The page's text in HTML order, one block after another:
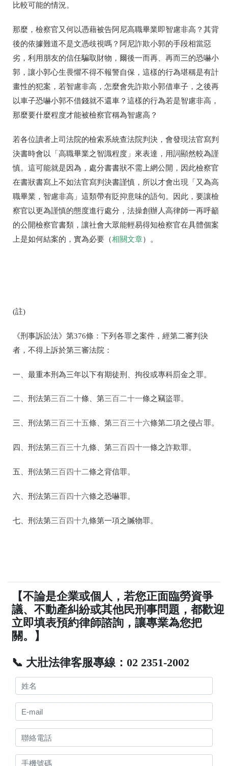
比較可能的情況。
那麼，檢察官又何以憑藉被告阿尼高職畢業即智慮非高？其背
後的依據難道不是文憑歧視嗎？阿尼詐欺小郭的手段相當惡
劣，利用朋友的信任騙取財物，爾後一而再、再而三的恐嚇小
郭，讓小郭心生畏懼不得不報警自保，這樣的行為堪稱是有計
畫性的犯案，若智慮非高，怎麼會先詐欺小郭借車子，之後再
以車子恐嚇小郭不借錢就不還車？這樣的行為若是智慮非高，
那麼要什麼程度才能被檢察官稱為智慮高？
若各位讀者上司法院的檢索系統查法院判決，會發現法官寫判
決書時會以「高職畢業之智識程度」來表達，用詞顯然較為謹
慎。這可能就是因為，處分書書狀不需上網公開，因此檢察官
在書狀書寫上不如法官寫判決書謹慎，所以才會出現「又為高
職畢業，智慮非高」這類帶有貶抑意味的語句。因此，要讓檢
察官以更為謹慎的態度進行處分，法操創辦人高律師一再呼籲
的公開檢察官書類，讓社會大眾能輕易得知檢察官在具體個案
上是如何結案的，實為必要（相關文章）。
(註)
《刑事訴訟法》第376條：下列各罪之案件，經第二審判決
者，不得上訴於第三審法院：
一、最重本刑為三年以下有期徒刑、拘役或專科罰金之罪。
二、刑法第三百二十條、第三百二十一條之竊盜罪。
三、刑法第三百三十五條、第三百三十六條第二項之侵占罪。
四、刑法第三百三十九條、第三百四十一條之詐欺罪。
五、刑法第三百四十二條之背信罪。
六、刑法第三百四十六條之恐嚇罪。
七、刑法第三百四十九條第一項之贓物罪。
【不論是企業或個人，若您正面臨勞資爭
議、不動產糾紛或其他民刑事問題，都歡迎
立即填表預約律師諮詢，讓專業為您把
關。】
📞 大壯法律客服專線：02 2351-2002